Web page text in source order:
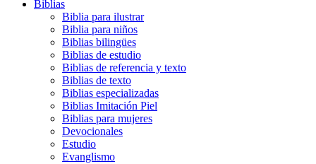
Biblias
Biblia para ilustrar
Biblia para niños
Biblias bilingües
Biblias de estudio
Biblias de referencia y texto
Biblias de texto
Biblias especializadas
Biblias Imitación Piel
Biblias para mujeres
Devocionales
Estudio
Evanglismo